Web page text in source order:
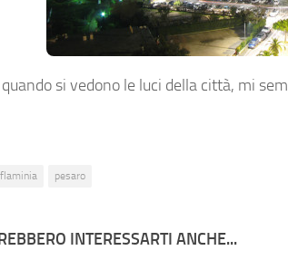
si vedono le luci della città, mi
pesaro
INTERESSARTI ANCHE...